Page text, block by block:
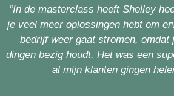
“In de masterclass heeft Shelley
je veel meer oplossingen hebt om
bedrijf weer gaat stromen, omdat
dingen bezig houdt. Het was een
al mijn klanten gingen